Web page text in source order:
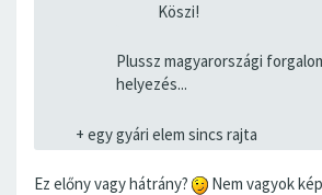
Köszi!
Plussz magyarországi
helyezés...
+ egy gyári elem sincs rajta
Ez előny vagy hátrány?
Nem vagyok